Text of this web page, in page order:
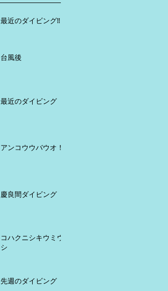
最近のダイビング‼️
台風後
最近のダイビング
アンコウウバウオ！
慶良間ダイビング
コハクニシキウミウ
シ
先週のダイビング